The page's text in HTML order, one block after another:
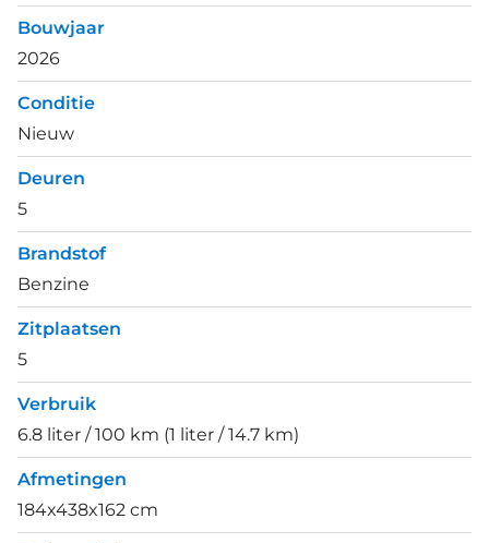
Bouwjaar
2026
Conditie
Nieuw
Deuren
5
Brandstof
Benzine
Zitplaatsen
5
Verbruik
6.8 liter / 100 km (1 liter / 14.7 km)
Afmetingen
184x438x162 cm